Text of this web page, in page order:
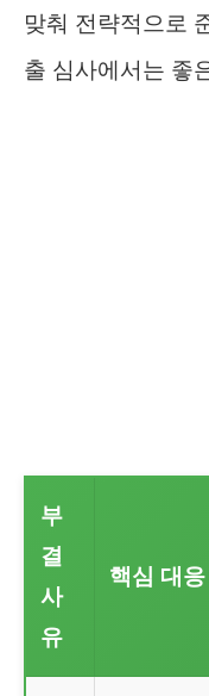
맞춰 전략적으로
출 심사에서는 좋
부
결
사
유
핵심 대